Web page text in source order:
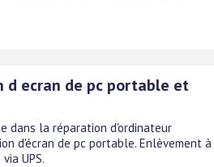
d ecran de pc portable et
dans la réparation d'ordinateur
d'écran de pc portable. Enlèvement à
UPS.